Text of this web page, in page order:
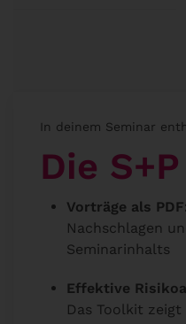
In deinem Seminar
Die
Vorträge als
Nachschlagen
Seminarinhalts
Effektive
Das Toolkit